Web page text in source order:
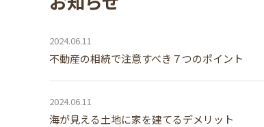
2024.06.11
不動産の相続で注意すべき７つのポイント
2024.06.11
海が見える土地に家を建てるデメリット